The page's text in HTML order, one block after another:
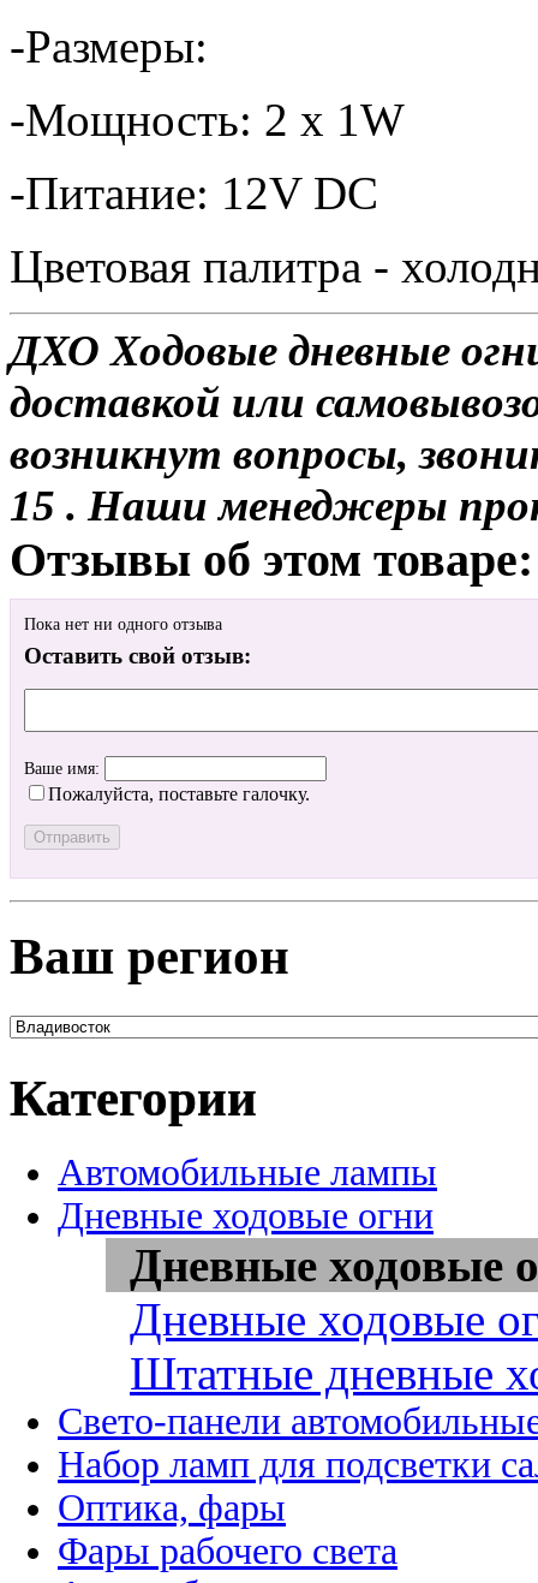
-Размеры:
-Мощность: 2 x 1W
-Питание: 12V DC
Цветовая палитра -
ДХО Ходовые дневные
доставкой или
возникнут вопросы,
15 . Наши менеджеры
Отзывы об этом товаре:
Пока нет ни одного отзыва
Оставить свой отзыв:
Ваше имя:
Пожалуйста, поставьте галочку.
Ваш регион
Категории
Автомобильные лампы
Дневные ходовые огни
Дневные ходовые
Дневные ходовые
Штатные дневные
Свето-панели
Набор ламп для подсветки
Оптика, фары
Фары рабочего света